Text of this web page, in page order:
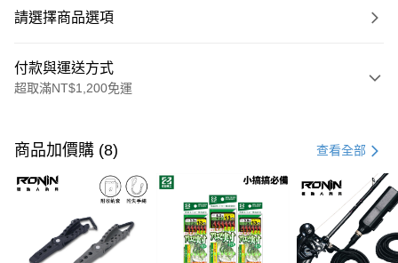
請選擇商品選項
付款與運送方式
超取滿NT$1,200免運
信用卡一次付款
信用卡分期付款
21家銀行
合作金庫商業銀行
第一商業銀行
華南商業銀行
彰化商業銀行
超商取貨付款
商品加價購 (8) 查看全部